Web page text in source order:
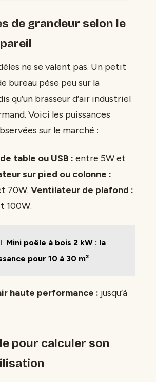
de grandeur selon le
ne se valent pas. Un petit
bureau pèse peu sur la
qu’un brasseur d’air industriel
Voici les puissances
sur le marché :
table ou USB : entre 5W et
sur pied ou colonne :
70W. Ventilateur de plafond :
100W.
Mini poêle à bois 2 kW : la
pour 10 à 30 m²
haute performance : jusqu’à
pour calculer son